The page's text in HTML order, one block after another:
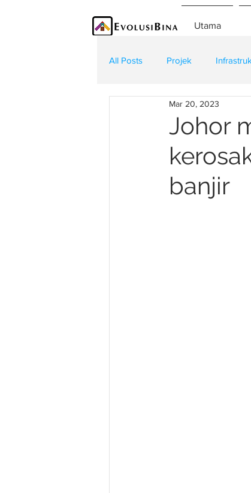
Utama
All Posts Projek
Teknologi Kontraktor
Johor
banjir
Mar 20, 2023